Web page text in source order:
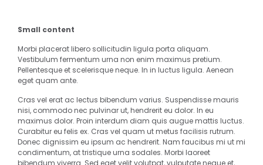
Small content
Morbi placerat libero sollicitudin ligula porta aliquam.
Vestibulum fermentum urna non enim maximus pretium.
Pellentesque et scelerisque neque. In in luctus ligula. Aenean
eget quam ante.
Cras vel erat ac lectus bibendum varius. Suspendisse mauris
nisi, commodo nec pulvinar ut, hendrerit eu dolor. In eu
maximus dolor. Proin interdum diam quis augue mattis luctus.
Curabitur eu felis ex. Cras vel quam ut metus facilisis rutrum.
Donec dignissim eu ipsum ac hendrerit. Nam faucibus mi ut mi
condimentum, at tristique urna sodales. Morbi laoreet
bibendum viverra. Sed eget velit volutpat, vulputate neque et,